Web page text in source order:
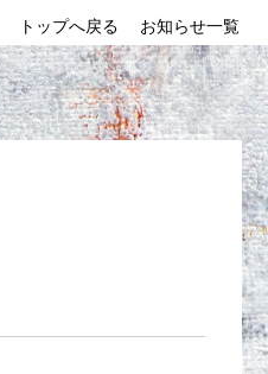
to
content
トップへ戻る お知らせ一覧